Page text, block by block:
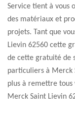
Service tient à vous
des matériaux et
projets. Tant que
Lievin 62560 cette
de cette gratuité de
particuliers à Merck
plus à remettre tous
Merck Saint Lievin